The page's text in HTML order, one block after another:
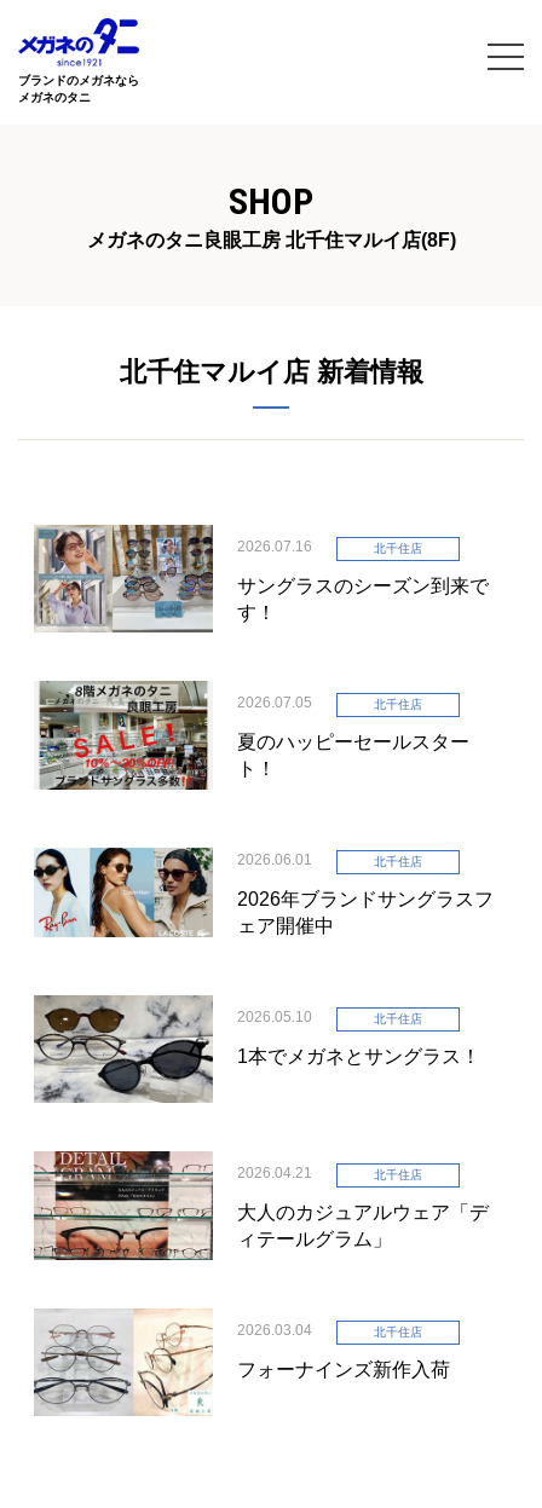
ブランドのメガネなら
メガネのタニ
SHOP
メガネのタニ良眼工房 北千住マルイ店(8F)
北千住マルイ店 新着情報
2026.07.16 北千住店
サングラスのシーズン到来で
す！
2026.07.05 北千住店
夏のハッピーセールスター
ト！
2026.06.01 北千住店
2026年ブランドサングラスフ
ェア開催中
2026.05.10 北千住店
1本でメガネとサングラス！
2026.04.21 北千住店
大人のカジュアルウェア「デ
ィテールグラム」
2026.03.04 北千住店
フォーナインズ新作入荷